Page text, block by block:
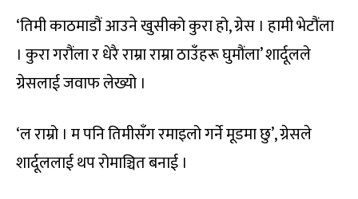
‘तिमी काठमाडौं आउने खुसीको कुरा हो, ग्रेस । हामी भेटौंला
। कुरा गरौंला र धेरै राम्रा राम्रा ठाउँहरू घुमौंला’ शार्दूलले
ग्रेसलाई जवाफ लेख्यो ।
‘ल राम्रो । म पनि तिमीसँग रमाइलो गर्ने मूडमा छु’, ग्रेसले
शार्दूललाई थप रोमाञ्चित बनाई ।